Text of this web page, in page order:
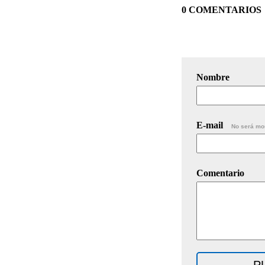
0 COMENTARIOS
Nombre
E-mail No será
Comentario